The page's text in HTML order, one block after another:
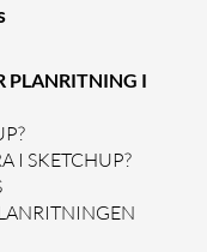
PLANRITNING I
I SKETCHUP?